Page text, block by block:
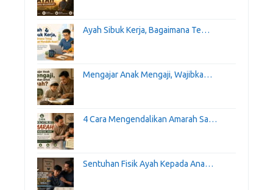
Ayah Sibuk Kerja, Bagaimana Te…
Mengajar Anak Mengaji, Wajibka…
4 Cara Mengendalikan Amarah Sa…
Sentuhan Fisik Ayah Kepada Ana…